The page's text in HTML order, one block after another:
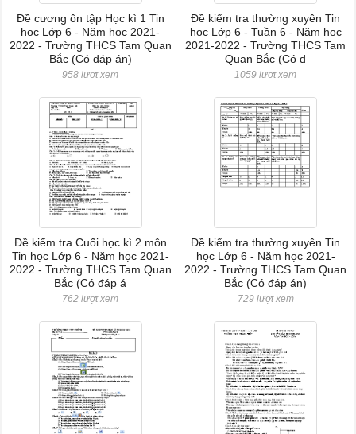
Đề cương ôn tập Học kì 1 Tin
học Lớp 6 - Năm học 2021-
2022 - Trường THCS Tam Quan
Bắc (Có đáp án)
958 lượt xem
Đề kiểm tra thường xuyên Tin
học Lớp 6 - Tuần 6 - Năm học
2021-2022 - Trường THCS Tam
Quan Bắc (Có đ
1059 lượt xem
Đề kiểm tra Cuối học kì 2 môn
Tin học Lớp 6 - Năm học 2021-
2022 - Trường THCS Tam Quan
Bắc (Có đáp á
762 lượt xem
Đề kiểm tra thường xuyên Tin
học Lớp 6 - Năm học 2021-
2022 - Trường THCS Tam Quan
Bắc (Có đáp án)
729 lượt xem